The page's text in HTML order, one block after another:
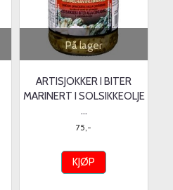
På lager
ARTISJOKKER I BITER
MARINERT I SOLSIKKEOLJE
...
75,-
KJØP